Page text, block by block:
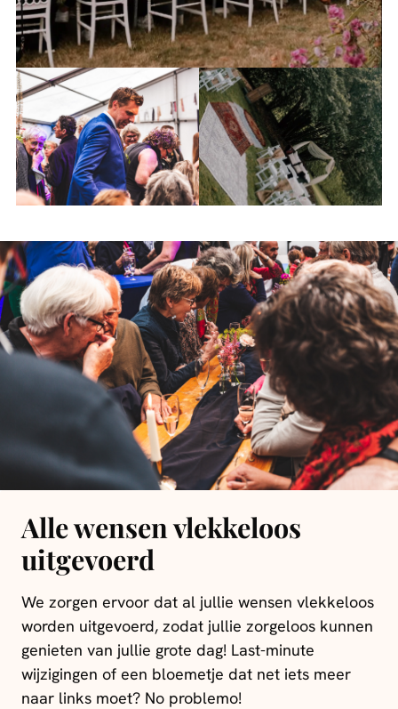
Alle wensen vlekkeloos
uitgevoerd
We zorgen ervoor dat al jullie wensen vlekkeloos
worden uitgevoerd, zodat jullie zorgeloos kunnen
genieten van jullie grote dag! Last-minute
wijzigingen of een bloemetje dat net iets meer
naar links moet? No problemo!